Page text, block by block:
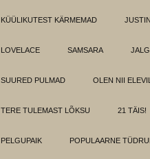
KÜÜLIKUTEST KÄRMEMAD
LOVELACE SAMSARA
SUURED PULMAD OLEN NII ELEVIL
TERE TULEMAST LÕKSU 21 TÄIS!
PELGUPAIK POPULAARNE